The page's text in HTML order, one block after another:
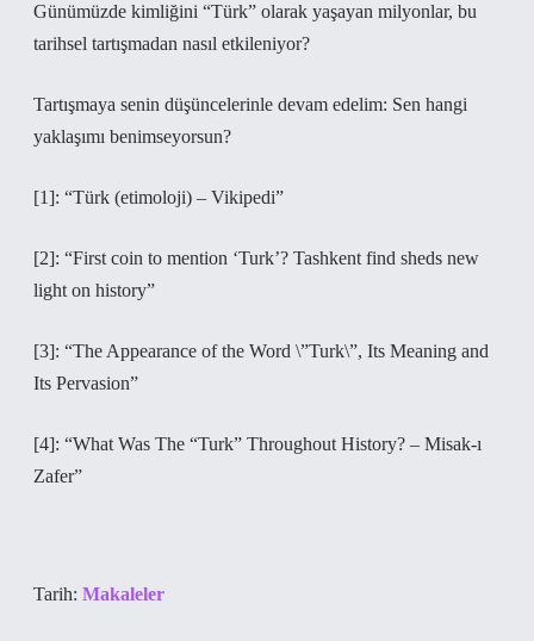
Günümüzde kimliğini “Türk” olarak yaşayan milyonlar, bu
tarihsel tartışmadan nasıl etkileniyor?
Tartışmaya senin düşüncelerinle devam edelim: Sen hangi
yaklaşımı benimseyorsun?
[1]: “Türk (etimoloji) – Vikipedi”
[2]: “First coin to mention ‘Turk’? Tashkent find sheds new
light on history”
[3]: “The Appearance of the Word \”Turk\”, Its Meaning and
Its Pervasion”
[4]: “What Was The “Turk” Throughout History? – Misak-ı
Zafer”
Tarih: Makaleler